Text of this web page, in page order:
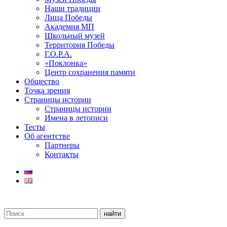
Наши традиции
Лица Победы
Академия МП
Школьный музей
Территория Победы
Г.О.Р.А.
«Поклонка»
Центр сохранения памяти
Общество
Точка зрения
Страницы истории
Страницы истории
Имена в летописи
Тесты
Об агентстве
Партнеры
Контакты